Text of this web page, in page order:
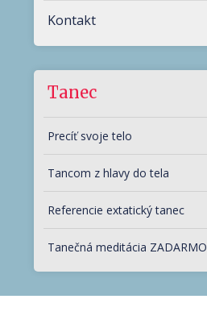
Kontakt
Tanec
Precíť svoje telo
Tancom z hlavy do tela
Referencie extatický tanec
Tanečná meditácia ZADARMO